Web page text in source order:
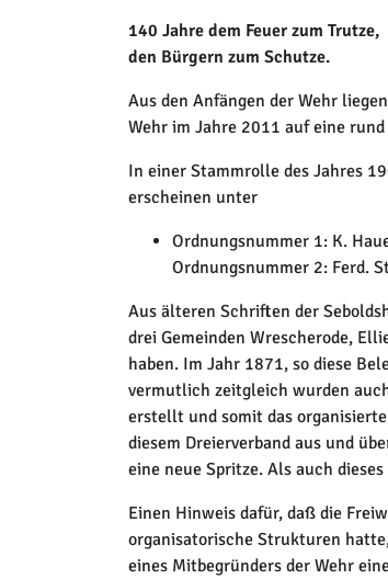
140 Jahre dem Feuer zum Trutze,
den Bürgern zum Schutze.
Aus den Anfängen der Wehr
Wehr im Jahre 2011 auf eine
In einer Stammrolle des Jahres
erscheinen unter
Ordnungsnummer 1: K.
Ordnungsnummer 2: Ferd.
Aus älteren Schriften der
drei Gemeinden Wrescherode,
haben. Im Jahr 1871, so diese
vermutlich zeitgleich wurden
erstellt und somit das
diesem Dreierverband aus und
eine neue Spritze. Als auch
Einen Hinweis dafür, daß die
organisatorische Strukturen
eines Mitbegründers der Wehr